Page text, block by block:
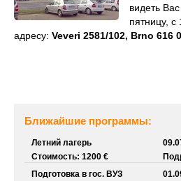
видеть
пятницу, с
адресу: Veveri 2581/102, Brno 616
Ближайшие программы:
Летний лагерь
Стоимость: 1200 €
Подготовка в гос. ВУЗ